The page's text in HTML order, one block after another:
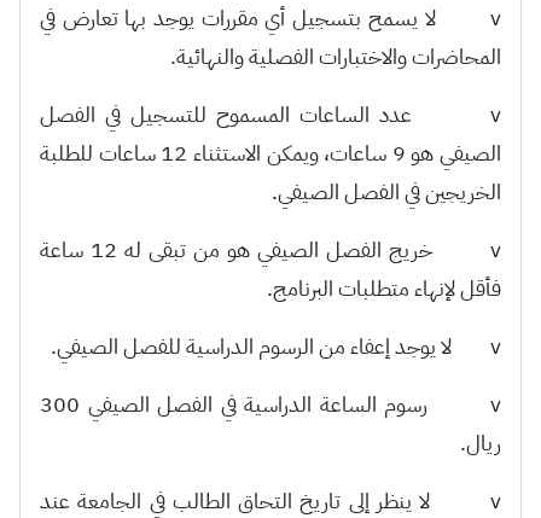
v لا يسمح بتسجيل أي مقررات يوجد بها تعارض في
المحاضرات والاختبارات الفصلية والنهائية.
v عدد الساعات المسموح للتسجيل في الفصل
الصيفي هو 9 ساعات، ويمكن الاستثناء 12 ساعات للطلبة
الخريجين في الفصل الصيفي.
v خريج الفصل الصيفي هو من تبقى له 12 ساعة
فأقل لإنهاء متطلبات البرنامج.
v لا يوجد إعفاء من الرسوم الدراسية للفصل الصيفي.
v رسوم الساعة الدراسية في الفصل الصيفي 300
ريال.
v لا ينظر إلى تاريخ التحاق الطالب في الجامعة عند